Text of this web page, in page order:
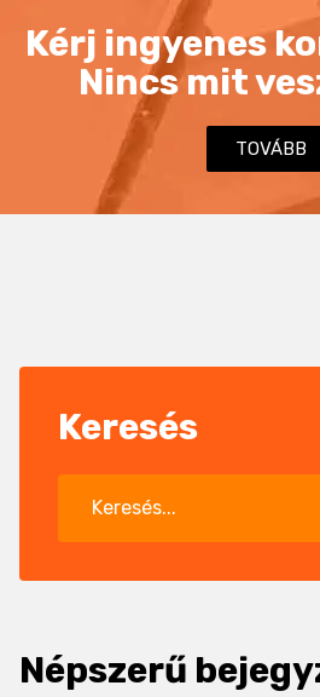
Kérj ingyenes
Nincs mit
TOVÁBB
Keresés
Népszerű